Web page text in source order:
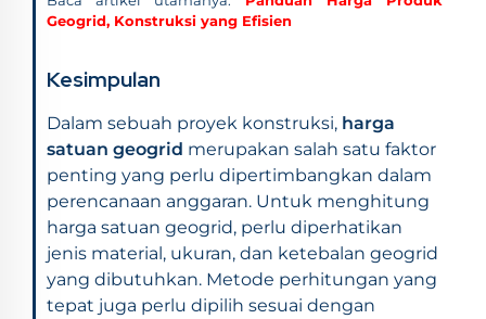
Geogrid, Konstruksi yang Efisien
Kesimpulan
Dalam sebuah proyek konstruksi, harga
satuan geogrid merupakan salah satu faktor
penting yang perlu dipertimbangkan dalam
perencanaan anggaran. Untuk menghitung
harga satuan geogrid, perlu diperhatikan
jenis material, ukuran, dan ketebalan geogrid
yang dibutuhkan. Metode perhitungan yang
tepat juga perlu dipilih sesuai dengan